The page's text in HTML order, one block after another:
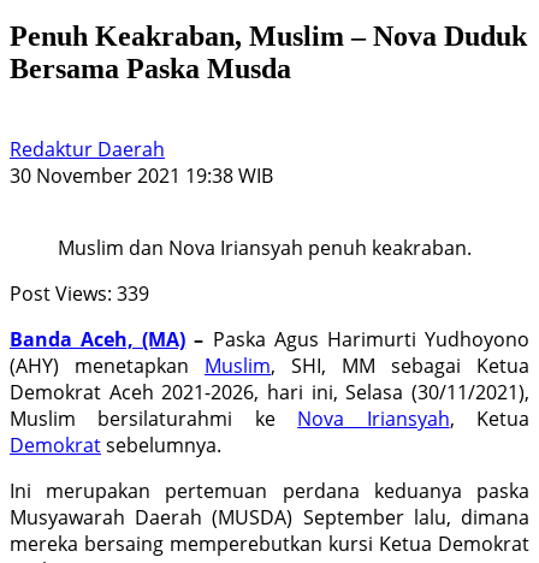
Penuh Keakraban, Muslim – Nova Duduk
Bersama Paska Musda
Redaktur Daerah
30 November 2021 19:38 WIB
Muslim dan Nova Iriansyah penuh keakraban.
Post Views: 339
Banda Aceh, (MA) – Paska Agus Harimurti Yudhoyono
(AHY) menetapkan Muslim, SHI, MM sebagai Ketua
Demokrat Aceh 2021-2026, hari ini, Selasa (30/11/2021),
Muslim bersilaturahmi ke Nova Iriansyah, Ketua
Demokratsebelumnya.
Ini merupakan pertemuan perdana keduanya paska
Musyawarah Daerah (MUSDA) September lalu, dimana
mereka bersaing memperebutkan kursi Ketua Demokrat